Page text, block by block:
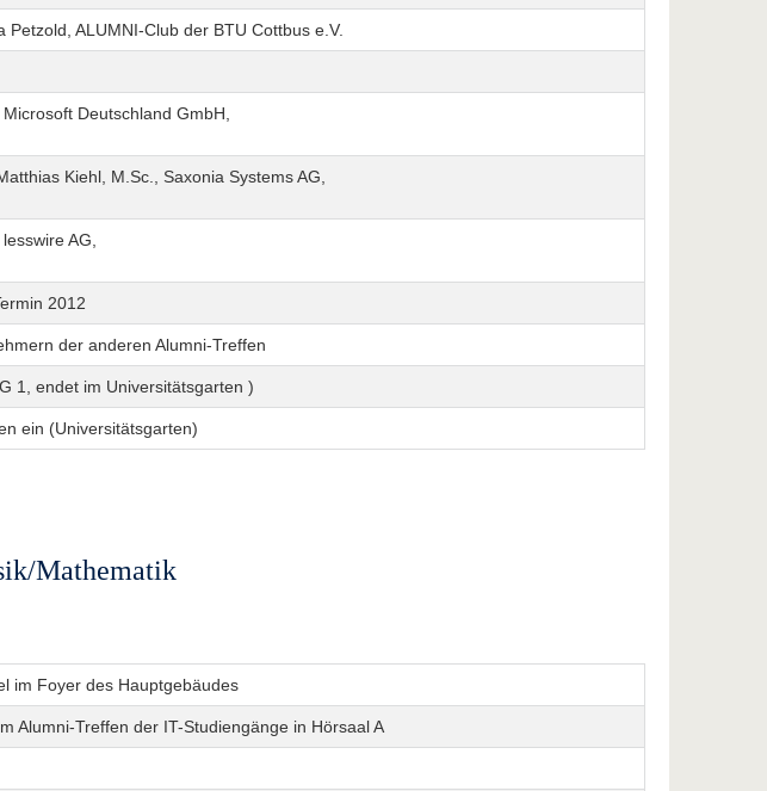
ALUMNI-Club der BTU Cottbus e.V.
Deutschland GmbH,
Kiehl, M.Sc., Saxonia Systems AG,
AG,
2012
der anderen Alumni-Treffen
1, endet im Universitätsgarten )
ein (Universitätsgarten)
Mathematik
im Foyer des Hauptgebäudes
Alumni-Treffen der IT-Studiengänge in Hörsaal A